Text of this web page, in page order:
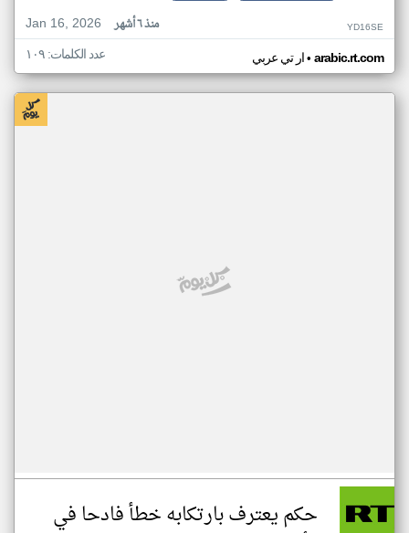
Jan 16, 2026
منذ ٦ أشهر YD16SE
ار تي عربي• arabic.rt.com عدد الكلمات: ١٠٩
حكم يعترف بارتكابه خطأ فادحا في